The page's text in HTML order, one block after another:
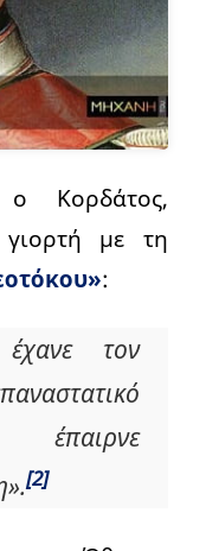
Κορδάτος,
γιορτή με τη
:
τον
[2]